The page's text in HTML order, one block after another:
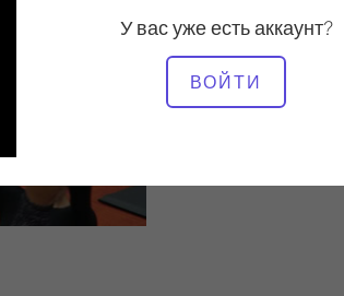
У вас уже есть аккаунт?
ВОЙТИ
НЕОБХОДИМОЕ
ОБОРУДОВАНИЕ